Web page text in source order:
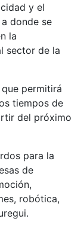
y el
donde se
la
sector de la
permitirá
tiempos de
del próximo
para la
de
robótica,